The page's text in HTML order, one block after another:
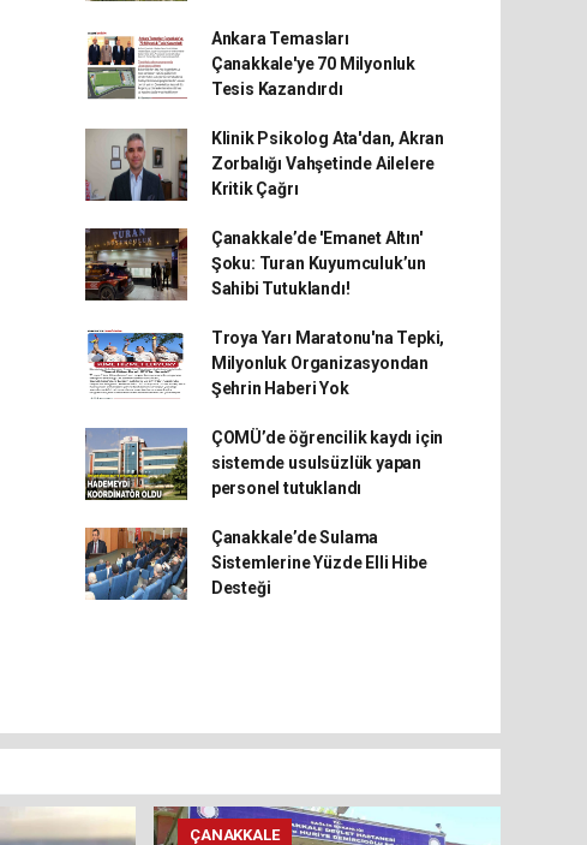
Ankara Temasları
Çanakkale'ye 70 Milyonluk
Tesis Kazandırdı
Klinik Psikolog Ata'dan, Akran
Zorbalığı Vahşetinde Ailelere
Kritik Çağrı
Çanakkale’de 'Emanet Altın'
Şoku: Turan Kuyumculuk’un
Sahibi Tutuklandı!
Troya Yarı Maratonu'na Tepki,
Milyonluk Organizasyondan
Şehrin Haberi Yok
ÇOMÜ’de öğrencilik kaydı için
sistemde usulsüzlük yapan
personel tutuklandı
Çanakkale’de Sulama
Sistemlerine Yüzde Elli Hibe
Desteği
ÇANAKKALE